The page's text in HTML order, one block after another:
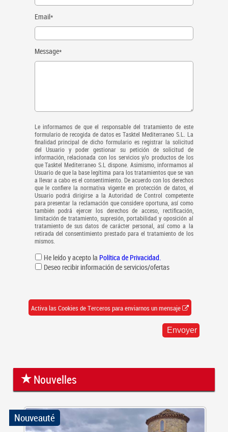
Email*
Message*
Le informamos de que el responsable del tratamiento de este
formulario de recogida de datos es Tasktel Mediterraneo S.L. La
finalidad principal de dicho formulario es registrar la solicitud
del Usuario y poder gestionar su petición de solicitud de
información, relacionada con los servicios y/o productos de los
que Tasktel Mediterraneo S.L dispone. Asimismo, informamos al
Usuario de que la base legítima para los tratamientos que se van
a llevar a cabo es el consentimiento. De acuerdo con los derechos
que le confiere la normativa vigente en protección de datos, el
Usuario podrá dirigirse a la Autoridad de Control competente
para presentar la reclamación que considere oportuna, así como
también podrá ejercer los derechos de acceso, rectificación,
limitación de tratamiento, supresión, portabilidad y oposición al
tratamiento de sus datos de carácter personal, así como a la
retirada del consentimiento prestado para el tratamiento de los
mismos.
He leído y acepto la Política de Privacidad.
Deseo recibir información de servicios/ofertas
Activa las Cookies de Terceros para enviarnos un mensaje
Nouvelles
Nouveauté